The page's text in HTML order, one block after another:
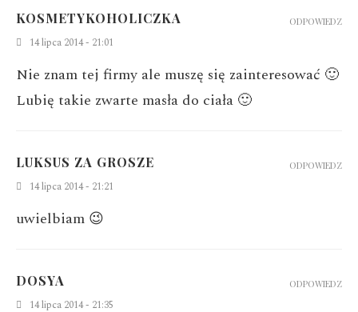
KOSMETYKOHOLICZKA
14 lipca 2014 - 21:01
Nie znam tej firmy ale muszę się zainteresować 🙂
Lubię takie zwarte masła do ciała 🙂
ODPOWIEDZ
LUKSUS ZA GROSZE
14 lipca 2014 - 21:21
uwielbiam 😉
ODPOWIEDZ
DOSYA
14 lipca 2014 - 21:35
ODPOWIEDZ